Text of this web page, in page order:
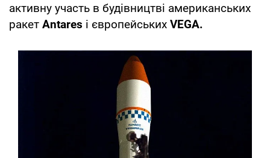
активну участь в будівництві американських
ракет Antares і європейських VEGA.